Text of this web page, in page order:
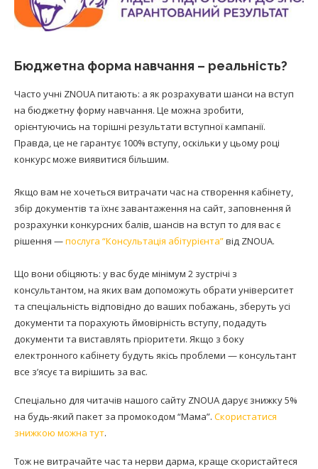
Бюджетна форма навчання – реальність?
Часто учні ZNOUA питають: а як розрахувати шанси на вступ
на бюджетну форму навчання. Це можна зробити,
орієнтуючись на торішні результати вступної кампанії.
Правда, це не гарантує 100% вступу, оскільки у цьому році
конкурс може виявитися більшим.
Якщо вам не хочеться витрачати час на створення кабінету,
збір документів та їхнє завантаження на сайт, заповнення й
розрахунки конкурсних балів, шансів на вступ то для вас є
рішення —послуга “Консультація абітурієнта”від ZNOUA.
Що вони обіцяють: у вас буде мінімум 2 зустрічі з
консультантом, на яких вам допоможуть обрати університет
та спеціальність відповідно до ваших побажань, зберуть усі
документи та порахують ймовірність вступу, подадуть
документи та виставлять пріоритети. Якщо з боку
електронного кабінету будуть якісь проблеми — консультант
все з’ясує та вирішить за вас.
Спеціально для читачів нашого сайту ZNOUA дарує знижку 5%
на будь-який пакет за промокодом “Мама”. Скористатися
знижкою можна тут.
Тож не витрачайте час та нерви дарма, краще скористайтеся